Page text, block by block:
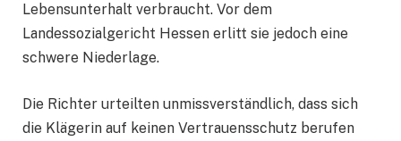
Lebensunterhalt verbraucht. Vor dem
Landessozialgericht Hessen erlitt sie jedoch eine
schwere Niederlage.
Die Richter urteilten unmissverständlich, dass sich
die Klägerin auf keinen Vertrauensschutz berufen